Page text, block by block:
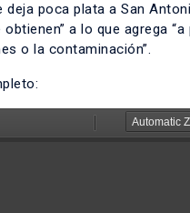
deja poca plata a San
a lo que agrega
o la contaminación”.